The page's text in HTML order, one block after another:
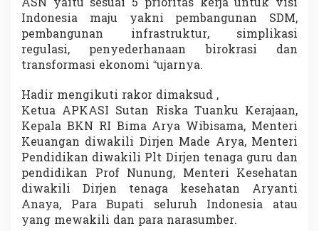
ASN yaitu sesuai 5 prioritas kerja untuk visi
Indonesia maju yakni pembangunan SDM,
pembangunan infrastruktur, simplikasi
regulasi, penyederhanaan birokrasi dan
transformasi ekonomi “ujarnya.
Hadir mengikuti rakor dimaksud ,
Ketua APKASI Sutan Riska Tuanku Kerajaan,
Kepala BKN RI Bima Arya Wibisama, Menteri
Keuangan diwakili Dirjen Made Arya, Menteri
Pendidikan diwakili Plt Dirjen tenaga guru dan
pendidikan Prof Nunung, Menteri Kesehatan
diwakili Dirjen tenaga kesehatan Aryanti
Anaya, Para Bupati seluruh Indonesia atau
yang mewakili dan para narasumber.